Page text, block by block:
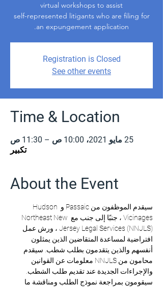
self-represented litigants who are filing for
an expungement application.
Registration is Closed
See other events
Time & Location
25 مايو 2021، 10:00 ص – 11:30 ص
تكبير
About the Event
سيقدم الموظفون من Passaic و Hudson
Vicinages ، جنبًا إلى جنب مع Northeast New
Jersey Legal Services (NNJLS) ، ورش عمل
افتراضية لمساعدة المتقاضين الذين يمثلون
أنفسهم والذين يتقدمون بطلب شطب. سيقدم
محامون من NNJLS معلومات عن القوانين
والإجراءات الجديدة عند تقديم طلب الشطب.
سيقومون بمراجعة نموذج الطلب ومناقشة ما